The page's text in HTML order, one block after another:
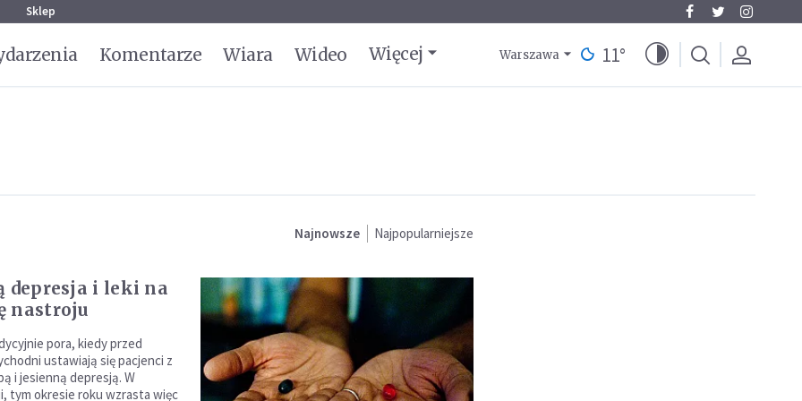
Sklep
Komentarze Wiara Wideo Więcej Warszawa 11°
Najnowsze Najpopularniejsze
depresja i leki na
nastroju
pora, kiedy przed
ustawiają się pacjenci z
i jesienną depresją. W
tym okresie roku wzrasta więc